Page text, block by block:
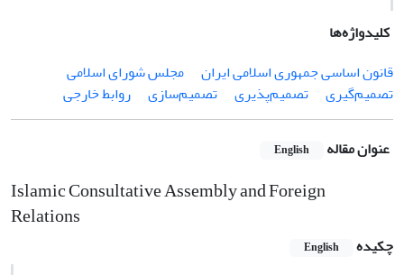
کلیدواژه‌ها
قانون اساسی جمهوری اسلامی ایران
مجلس شورای اسلامی
تصمیم‌گیری
تصمیم‌پذیری تصمیم‌سازی روابط خارجی
عنوان مقاله English
Islamic Consultative Assembly and Foreign
Relations
چکیده English